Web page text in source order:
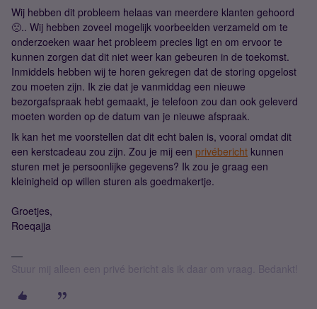
Wij hebben dit probleem helaas van meerdere klanten gehoord
🙁.. Wij hebben zoveel mogelijk voorbeelden verzameld om te
onderzoeken waar het probleem precies ligt en om ervoor te
kunnen zorgen dat dit niet weer kan gebeuren in de toekomst.
Inmiddels hebben wij te horen gekregen dat de storing opgelost
zou moeten zijn. Ik zie dat je vanmiddag een nieuwe
bezorgafspraak hebt gemaakt, je telefoon zou dan ook geleverd
moeten worden op de datum van je nieuwe afspraak.
Ik kan het me voorstellen dat dit echt balen is, vooral omdat dit
een kerstcadeau zou zijn. Zou je mij een privébericht kunnen
sturen met je persoonlijke gegevens? Ik zou je graag een
kleinigheid op willen sturen als goedmakertje.
Groetjes,
Roeqajja
Stuur mij alleen een privé bericht als ik daar om vraag. Bedankt!